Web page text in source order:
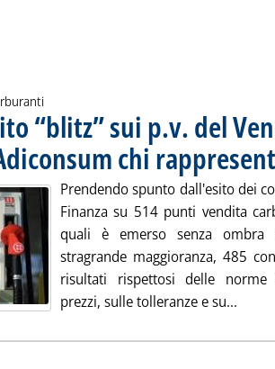
“blitz” sui p.v. del
chi
Prendendo spunto dall'esito dei
Finanza su 514 punti vendita
quali è emerso senza
stragrande maggioranza, 485
risultati rispettosi delle norme
prezzi, sulle tolleranze e su...